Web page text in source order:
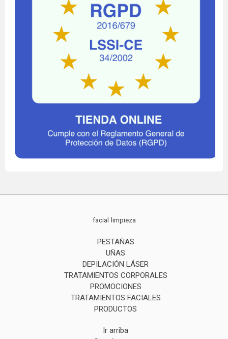
facial limpieza
PESTAÑAS
UÑAS
DEPILACIÓN LÁSER
TRATAMIENTOS CORPORALES
PROMOCIONES
TRATAMIENTOS FACIALES
PRODUCTOS
Ir arriba